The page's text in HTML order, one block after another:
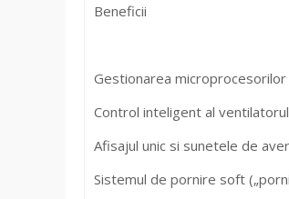
Beneficii
Gestionarea
Control inteligent al
Afisajul unic si sunetele de
Sistemul de pornire soft